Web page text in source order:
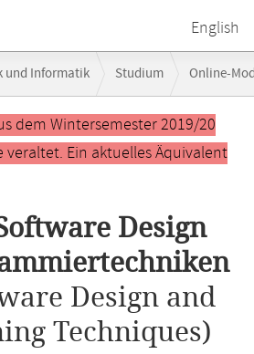
English
und Informatik Studium Online-
und Programmiertechniken
dem Wintersemester 2019/20
Ein aktuelles Äquivalent
Design
Design and
Techniques)